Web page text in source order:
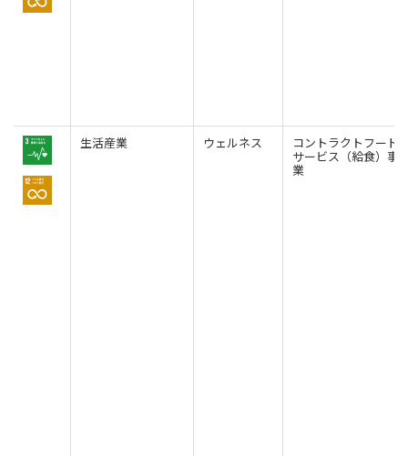
生活産業 ウェルネス コントラクトフード
サービス（給食）事
業